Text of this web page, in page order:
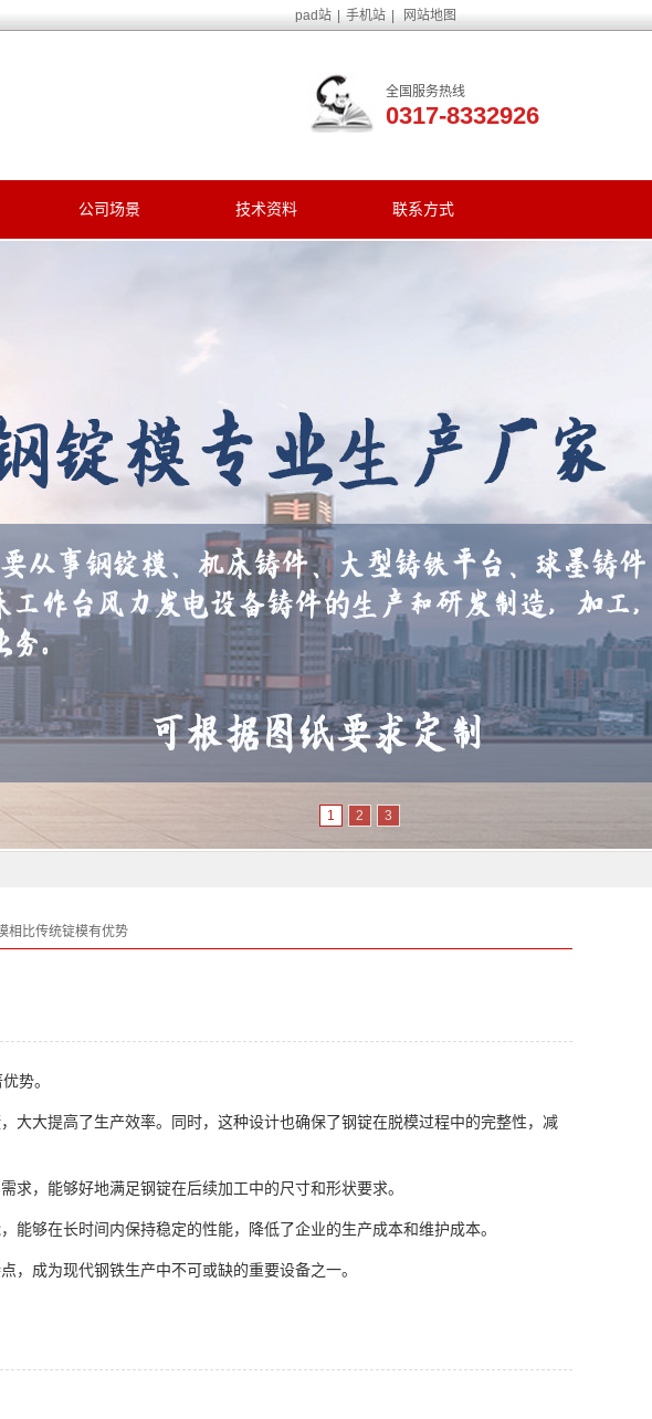
pad站 手机站 网站地图
全国服务热线
0317-8332926
公司场景 技术资料 联系方式
1 2 3
相比传统锭模有优势
势。
大大提高了生产效率。同时，这种设计也确保了钢锭在脱模过程中的完整性，减
求，能够好地满足钢锭在后续加工中的尺寸和形状要求。
能够在长时间内保持稳定的性能，降低了企业的生产成本和维护成本。
，成为现代钢铁生产中不可或缺的重要设备之一。